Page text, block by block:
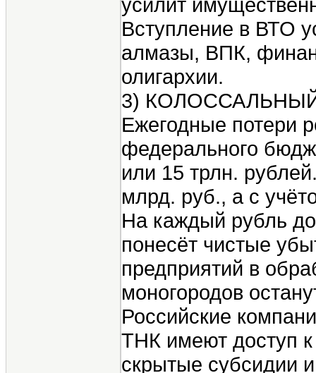
Вступление в ВТО
алмазы, ВПК,
олигархии.
3)
Ежегодные потери
федерального
или 15 трлн.
млрд. руб., а с
На каждый рубль
понесёт чистые
предприятий в
моногородов
Российские
ТНК имеют доступ
скрытые субсидии